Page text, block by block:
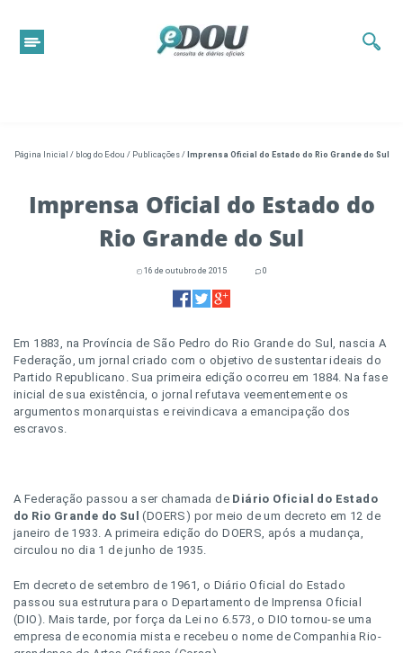
Página Inicial / blog do E-dou / Publicações/ Imprensa Oficial do Estado do Rio Grande do Sul
Imprensa Oficial do Estado do
Rio Grande do Sul
16 de outubro de 2015 0
Em 1883, na Província de São Pedro do Rio Grande do Sul, nascia A
Federação, um jornal criado com o objetivo de sustentar ideais do
Partido Republicano. Sua primeira edição ocorreu em 1884. Na fase
inicial de sua existência, o jornal refutava veementemente os
argumentos monarquistas e reivindicava a emancipação dos
escravos.
A Federação passou a ser chamada de Diário Oficial do Estado
do Rio Grande do Sul (DOERS) por meio de um decreto em 12 de
janeiro de 1933. A primeira edição do DOERS, após a mudança,
circulou no dia 1 de junho de 1935.
Em decreto de setembro de 1961, o Diário Oficial do Estado
passou sua estrutura para o Departamento de Imprensa Oficial
(DIO). Mais tarde, por força da Lei no 6.573, o DIO tornou-se uma
empresa de economia mista e recebeu o nome de Companhia Rio-